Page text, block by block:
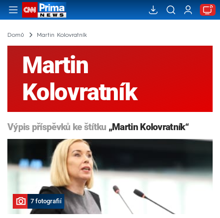
Domů Martin Kolovratník
Martin
Kolovratník
Výpis příspěvků ke štítku „Martin Kolovratník“
7 fotografií